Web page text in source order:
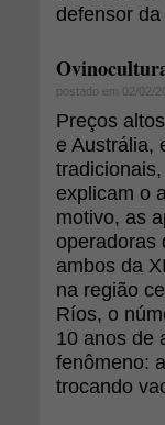
defensor
postado em 02/02/
Preços
e Austrália,
explicam o
motivo, as
operadoras
ambos da
na região
Ríos, o
10 anos de
fenômeno:
trocando